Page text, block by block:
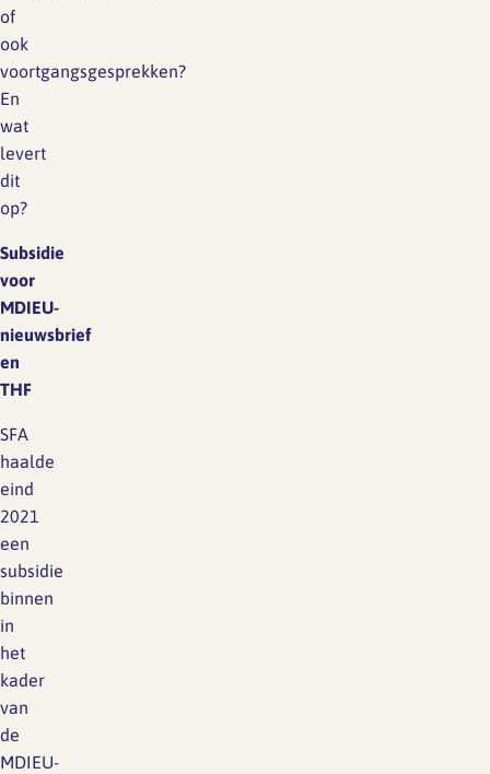
of
ook
voortgangsgesprekken?
En
wat
levert
dit
op?
Subsidie
voor
MDIEU-
nieuwsbrief
en
THF
SFA
haalde
eind
2021
een
subsidie
binnen
in
het
kader
van
de
MDIEU-